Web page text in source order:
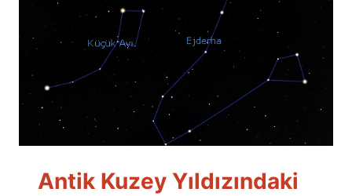
Antik Kuzey Yıldızındaki